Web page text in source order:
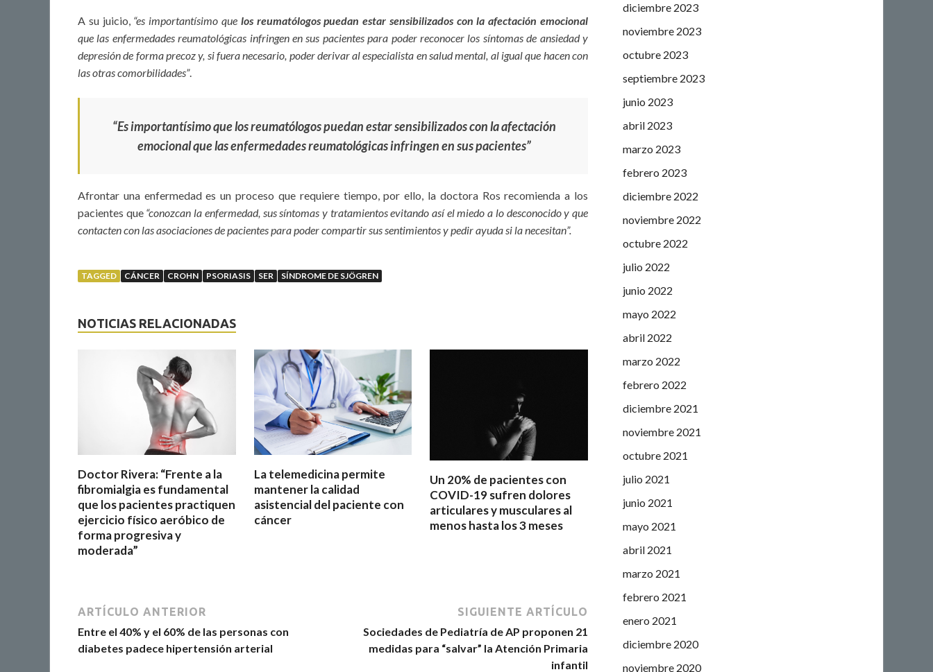
A su juicio, “es importantísimo que los reumatólogos puedan estar sensibilizados con la afectación emocional
que las enfermedades reumatológicas infringen en sus pacientes para poder reconocer los síntomas de ansiedad y
depresión de forma precoz y, si fuera necesario, poder derivar al especialista en salud mental, al igual que hacen con
las otras comorbilidades”.
“Es importantísimo que los reumatólogos puedan estar sensibilizados con la afectación
emocional que las enfermedades reumatológicas infringen en sus pacientes”
Afrontar una enfermedad es un proceso que requiere tiempo, por ello, la doctora Ros recomienda a los
pacientes que“conozcan la enfermedad, sus síntomas y tratamientos evitando así el miedo a lo desconocido y que
contacten con las asociaciones de pacientes para poder compartir sus sentimientos y pedir ayuda si la necesitan”.
TAGGED CÁNCER CROHN PSORIASIS SER SÍNDROME DE SJÖGREN
NOTICIAS RELACIONADAS
Doctor Rivera: “Frente a la
fibromialgia es fundamental
que los pacientes practiquen
ejercicio físico aeróbico de
forma progresiva y
moderada”
La telemedicina permite
mantener la calidad
asistencial del paciente con
cáncer
Un 20% de pacientes con
COVID-19 sufren dolores
articulares y musculares al
menos hasta los 3 meses
ARTÍCULO ANTERIOR
Entre el 40% y el 60% de las personas con
diabetes padece hipertensión arterial
SIGUIENTE ARTÍCULO
Sociedades de Pediatría de AP proponen 21
medidas para “salvar” la Atención Primaria
infantil
diciembre 2023
noviembre 2023
octubre 2023
septiembre 2023
junio 2023
abril 2023
marzo 2023
febrero 2023
diciembre 2022
noviembre 2022
octubre 2022
julio 2022
junio 2022
mayo 2022
abril 2022
marzo 2022
febrero 2022
diciembre 2021
noviembre 2021
octubre 2021
julio 2021
junio 2021
mayo 2021
abril 2021
marzo 2021
febrero 2021
enero 2021
diciembre 2020
noviembre 2020